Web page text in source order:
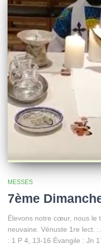
MESSES
7ème
Élevons notre cœur, nous le
neuvaine. Vénuste 1re lect.
: 1 P 4, 13-16 Évangile : Jn